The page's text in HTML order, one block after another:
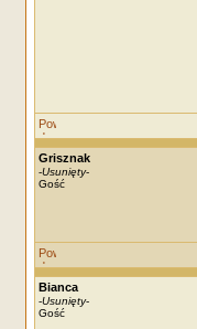
Grisznak
-Usunięty-
Gość
Bianca
-Usunięty-
Gość